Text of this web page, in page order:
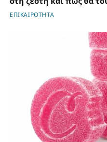
ΕΠΙΚΑΙΡΟΤΗΤΑ